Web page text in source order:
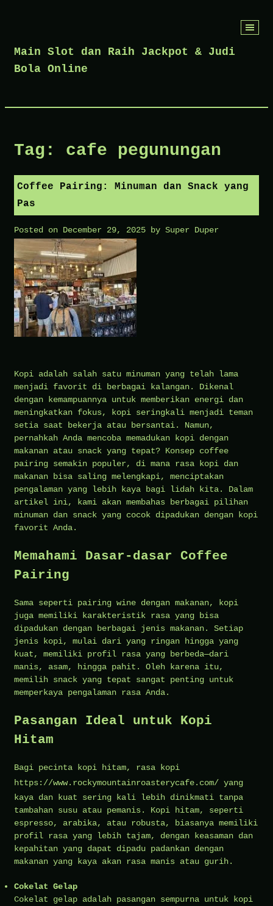
content
Main Slot dan Raih Jackpot & Judi
Bola Online
Tag: cafe pegunungan
Coffee Pairing: Minuman dan Snack yang
Pas
Posted on December 29, 2025 by Super Duper
Kopi adalah salah satu minuman yang telah lama
menjadi favorit di berbagai kalangan. Dikenal
dengan kemampuannya untuk memberikan energi dan
meningkatkan fokus, kopi seringkali menjadi teman
setia saat bekerja atau bersantai. Namun,
pernahkah Anda mencoba memadukan kopi dengan
makanan atau snack yang tepat? Konsep coffee
pairing semakin populer, di mana rasa kopi dan
makanan bisa saling melengkapi, menciptakan
pengalaman yang lebih kaya bagi lidah kita. Dalam
artikel ini, kami akan membahas berbagai pilihan
minuman dan snack yang cocok dipadukan dengan kopi
favorit Anda.
Memahami Dasar-dasar Coffee
Pairing
Sama seperti pairing wine dengan makanan, kopi
juga memiliki karakteristik rasa yang bisa
dipadukan dengan berbagai jenis makanan. Setiap
jenis kopi, mulai dari yang ringan hingga yang
kuat, memiliki profil rasa yang berbeda—dari
manis, asam, hingga pahit. Oleh karena itu,
memilih snack yang tepat sangat penting untuk
memperkaya pengalaman rasa Anda.
Pasangan Ideal untuk Kopi
Hitam
Bagi pecinta kopi hitam, rasa kopi
https://www.rockymountainroasterycafe.com/ yang
kaya dan kuat sering kali lebih dinikmati tanpa
tambahan susu atau pemanis. Kopi hitam, seperti
espresso, arabika, atau robusta, biasanya memiliki
profil rasa yang lebih tajam, dengan keasaman dan
kepahitan yang dapat dipadu padankan dengan
makanan yang kaya akan rasa manis atau gurih.
Cokelat Gelap
Cokelat gelap adalah pasangan sempurna untuk kopi